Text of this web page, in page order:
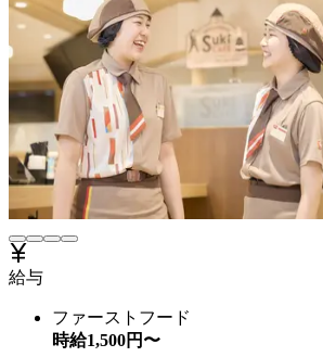
給与
ファーストフード
時給1,500円〜